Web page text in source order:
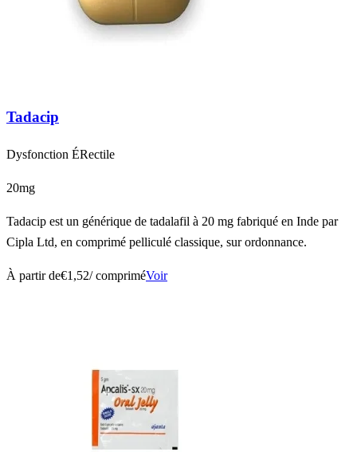
Tadacip
Dysfonction ÉRectile
20mg
Tadacip est un générique de tadalafil à 20 mg fabriqué en Inde par
Cipla Ltd, en comprimé pelliculé classique, sur ordonnance.
À partir de€1,52/ compriméVoir